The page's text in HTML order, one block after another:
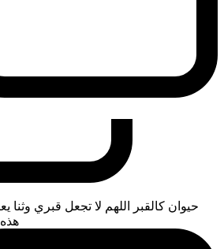
حيوان كالقبر اللهم لا تجعل قبري وثنا